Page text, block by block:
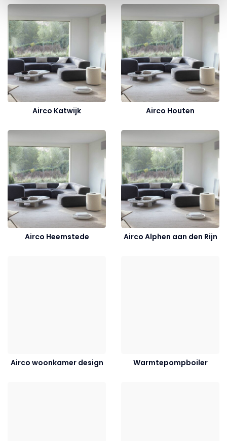
Airco Katwijk Airco Houten
Airco Heemstede Airco Alphen aan den Rijn
Airco woonkamer design Warmtepompboiler